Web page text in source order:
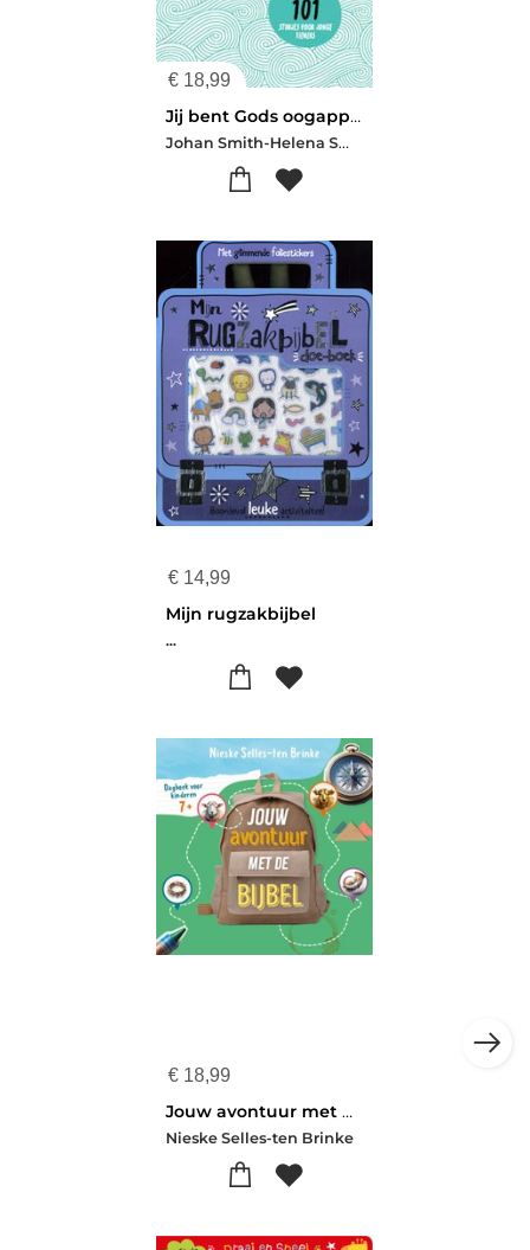
€ 18,99
Jij bent Gods oogappel
Johan Smith-Helena Smith
€ 14,99
Mijn rugzakbijbel
...
€ 18,99
Jouw avontuur met de Bijbel
Nieske Selles-ten Brinke